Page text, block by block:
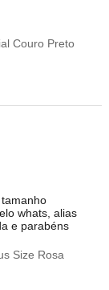
Couro Preto
whats, alias
e parabéns
Size Rosa